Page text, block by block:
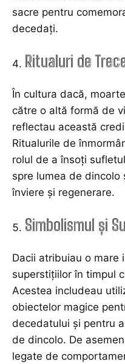
sacre pentru
decedați.
Ritualuri de
În cultura dacă,
către o altă formă de
reflectau această
Ritualurile de
rolul de a însoți
spre lumea de
înviere și regenerare.
Simbolismul și
Dacii atribuiau o mare
superstițiilor în timpul
Acestea includeau
obiectelor magice
decedatului și pentru
de dincolo. De
legate de